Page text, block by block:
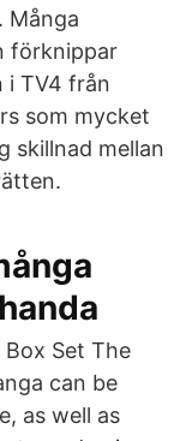
Många
förknippar
i TV4 från
som mycket
skillnad mellan
Set The
can be
as well as